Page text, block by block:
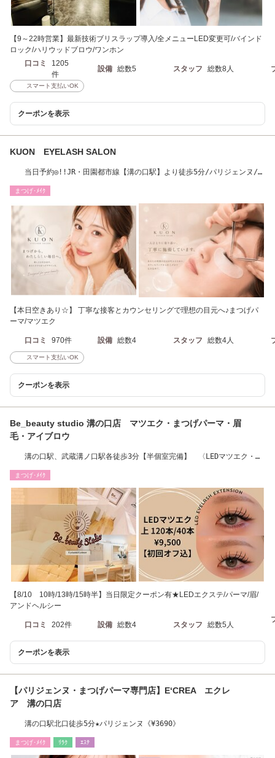
【9～22時営業】最新技術ブリスラップ導入/全メニューLED変更可/バインド
ロック/ハリウッドブロウ/ワンホン
口コミ
1205
件
設備 総数5 スタッフ 総数8人
スマート支払いOK
クーポンを表示
KUON EYELASH SALON
当日予約◎!!JR・田園都市線【溝の口駅】より徒歩5分/パリジェンヌ/ア
まつげ･ﾒｲｸ
【本日空きあり☆】 丁寧な接客とカウンセリングで理想の目元へ♪まつげパ
ーマ/マツエク
口コミ 970件 設備 総数4 スタッフ 総数4人
スマート支払いOK
クーポンを表示
Be_beauty studio 溝の口店 マツエク・まつげパーマ・眉
毛・アイブロウ
溝の口駅、武蔵溝ノ口駅各徒歩3分【半個室完備】 〈LEDマツエク・ま
まつげ･ﾒｲｸ
【8/10 10時/13時/15時半】当日限定クーポン有★LEDエクステ/パーマ/眉/
アンドヘルシー
口コミ 202件 設備 総数4 スタッフ 総数5人
クーポンを表示
【パリジェンヌ・まつげパーマ専門店】E‘CREA エクレ
ア 溝の口店
溝の口駅北口徒歩5分★パリジェンヌ《¥3690》
まつげ･ﾒｲｸ ﾘﾗｸ ｴｽﾃ